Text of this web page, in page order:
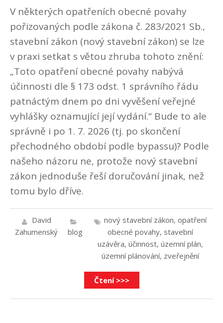
V některých opatřeních obecné povahy
pořizovaných podle zákona č. 283/2021 Sb.,
stavební zákon (nový stavební zákon) se lze
v praxi setkat s větou zhruba tohoto znění:
„Toto opatření obecné povahy nabývá
účinnosti dle § 173 odst. 1 správního řádu
patnáctým dnem po dni vyvěšení veřejné
vyhlášky oznamující její vydání.“ Bude to ale
správně i po 1. 7. 2026 (tj. po skončení
přechodného období podle bypassu)? Podle
našeho názoru ne, protože nový stavební
zákon jednoduše řeší doručování jinak, než
tomu bylo dříve.
David
Zahumenský
blog
nový stavební zákon, opatření
obecné povahy, stavební
uzávěra, účinnost, územní plán,
územní plánování, zveřejnění
Čtení >>>